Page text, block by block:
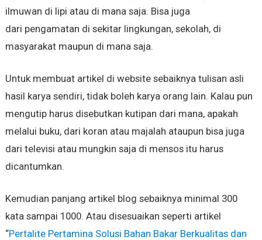
ilmuwan di lipi atau di mana saja. Bisa juga
dari pengamatan di sekitar lingkungan, sekolah, di
masyarakat maupun di mana saja.
Untuk membuat artikel di website sebaiknya tulisan asli
hasil karya sendiri, tidak boleh karya orang lain. Kalau pun
mengutip harus disebutkan kutipan dari mana, apakah
melalui buku, dari koran atau majalah ataupun bisa juga
dari televisi atau mungkin saja di mensos itu harus
dicantumkan.
Kemudian panjang artikel blog sebaiknya minimal 300
kata sampai 1000. Atau disesuaikan seperti artikel
“Pertalite Pertamina Solusi Bahan Bakar Berkualitas dan